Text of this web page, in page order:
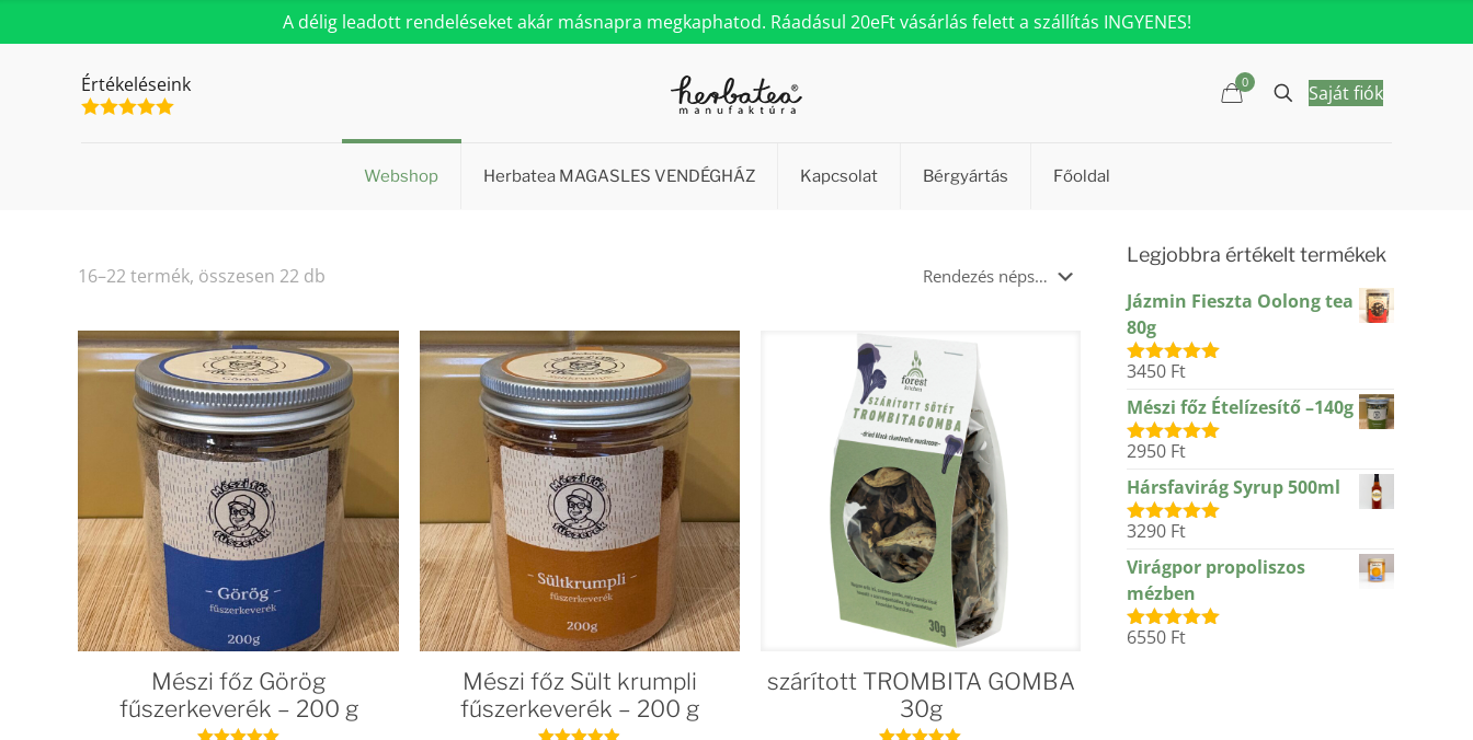
A délig leadott rendeléseket akár másnapra megkaphatod. Ráadásul 20eFt vásárlás felett a szállítás INGYENES!
Értékeléseink
Webshop Herbatea MAGASLES VENDÉGHÁZ Kapcsolat Bérgyártás Főoldal
0 Saját fiók
16–22 termék, összesen 22 db
popularity
Mészi főz Görög
fűszerkeverék – 200 g
Mészi főz Sült krumpli
fűszerkeverék – 200 g
szárított TROMBITA GOMBA
30g
Legjobbra értékelt termékek
Jázmin Fieszta Oolong tea
80g
Értékelés:
3450 Ft
Mészi főz Ételízesítő –140g
Értékelés:
2950 Ft
Hársfavirág Syrup 500ml
Értékelés:
3290 Ft
Virágpor propoliszos
mézben
Értékelés:
6550 Ft